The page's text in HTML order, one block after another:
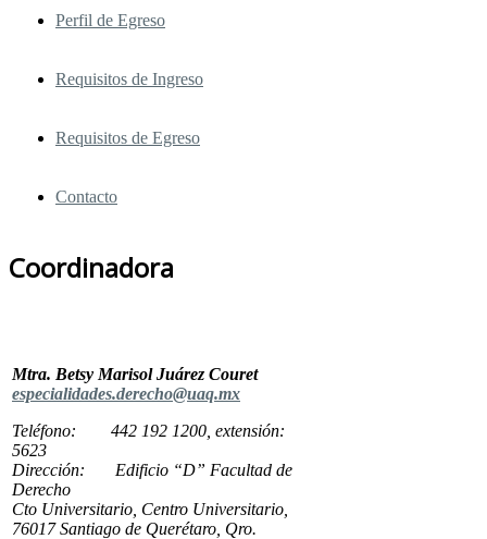
Perfil de Egreso
Requisitos de Ingreso
Requisitos de Egreso
Contacto
Coordinadora
Mtra. Betsy Marisol Juárez Couret
especialidades.derecho@uaq.mx
Teléfono: 442 192 1200, extensión:
5623
Dirección: Edificio “D” Facultad de
Derecho
Cto Universitario, Centro Universitario,
76017 Santiago de Querétaro, Qro.